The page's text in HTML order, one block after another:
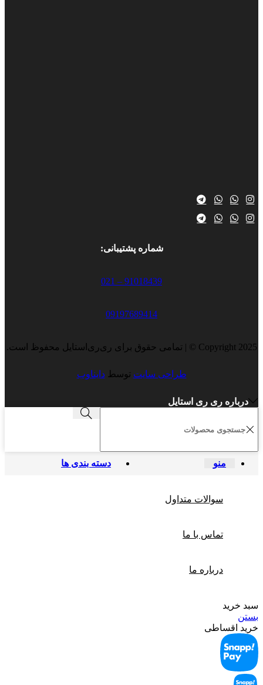
شماره پشتیبانی:
91018439 – 021
09197689414
Copyright 2025 © | تمامی حقوق برای ری‌ری‌استایل محفوظ است.
طراحی سایت توسطدایناوب
درباره ری ری استایل
منو دسته بندی ها
سوالات متداول
تماس با ما
درباره ما
سبد خرید
بستن
خرید اقساطی